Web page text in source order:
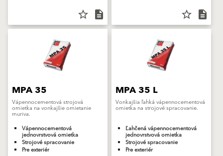
star_border description star_border description
MPA 35
Vápennocementová strojová
omietka na vonkajšie omietanie
muriva.
Vápennocementová
jednovrstvová omietka
Strojové spracovanie
Pre exteriér
MPA 35 L
Vonkajšia ľahká vápennocementová
omietka na strojové spracovanie.
Ľahčená vápennocementová
jednovrstvová omietka
Strojové spracovanie
Pre exteriér